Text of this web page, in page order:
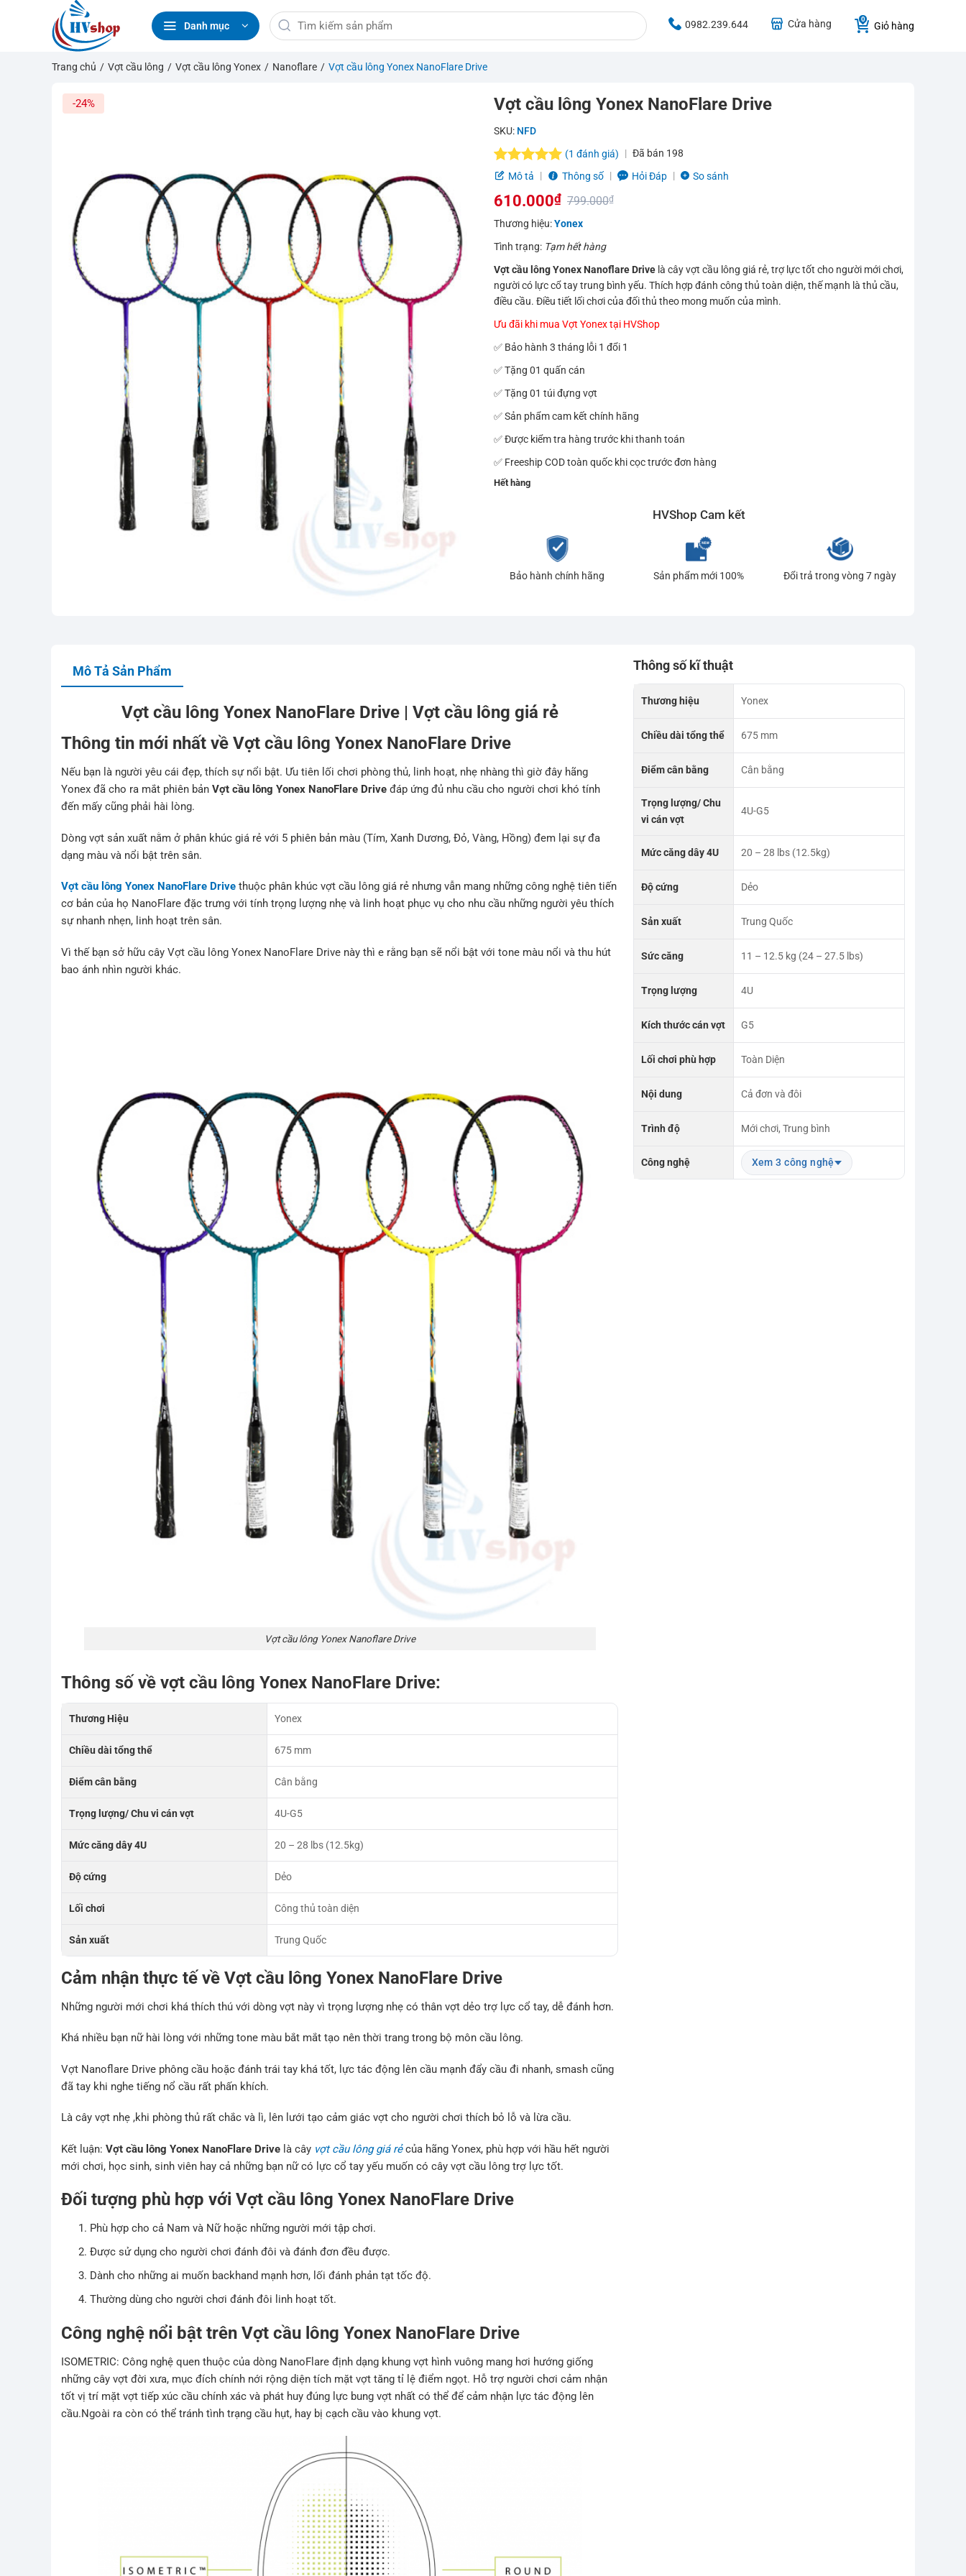
Danh mục
Tìm
kiếm:
0982.239.644 Cửa hàng Giỏ hàng
Trang chủ / Vợt cầu lông / Vợt cầu lông Yonex / Nanoflare / Vợt cầu lông Yonex NanoFlare Drive
-24% Vợt cầu lông Yonex NanoFlare Drive
SKU: NFD
5.0trên 5
1
đánh giá
(1 đánh giá) Đã bán 198
Mô tả
Thông số Hỏi Đáp So sánh
799.000₫
Giá
gốc
là:
799.000₫.
610.000₫
Giá
hiện
tại
là:
610.000₫.
Thương hiệu:Yonex
Tình trạng: Tạm hết hàng
Vợt cầu lông Yonex Nanoflare Drive là cây vợt cầu lông giá rẻ, trợ lực tốt cho người mới chơi,
người có lực cổ tay trung bình yếu. Thích hợp đánh công thủ toàn diện, thế mạnh là thủ cầu,
điều cầu. Điều tiết lối chơi của đối thủ theo mong muốn của mình.
Ưu đãi khi mua Vợt Yonex tại HVShop
✅ Bảo hành 3 tháng lỗi 1 đổi 1
✅ Tặng 01 quấn cán
✅ Tặng 01 túi đựng vợt
✅ Sản phẩm cam kết chính hãng
✅ Được kiểm tra hàng trước khi thanh toán
✅ Freeship COD toàn quốc khi cọc trước đơn hàng
Hết hàng
HVShop Cam kết
Bảo hành chính hãng Sản phẩm mới 100% Đổi trả trong vòng 7 ngày
Mô Tả Sản Phẩm
Vợt cầu lông Yonex NanoFlare Drive | Vợt cầu lông giá rẻ
Thông tin mới nhất về Vợt cầu lông Yonex NanoFlare Drive
Nếu bạn là người yêu cái đẹp, thích sự nổi bật. Ưu tiên lối chơi phòng thủ, linh hoạt, nhẹ nhàng thì giờ đây hãng
Yonex đã cho ra mắt phiên bảnVợt cầu lông Yonex NanoFlare Driveđáp ứng đủ nhu cầu cho người chơi khó tính
đến mấy cũng phải hài lòng.
Dòng vợt sản xuất nằm ở phân khúc giá rẻ với 5 phiên bản màu (Tím, Xanh Dương, Đỏ, Vàng, Hồng) đem lại sự đa
dạng màu và nổi bật trên sân.
Vợt cầu lông Yonex NanoFlare Drive thuộc phân khúc vợt cầu lông giá rẻ nhưng vẫn mang những công nghệ tiên tiến
cơ bản của họ NanoFlare đặc trưng với tính trọng lượng nhẹ và linh hoạt phục vụ cho nhu cầu những người yêu thích
sự nhanh nhẹn, linh hoạt trên sân.
Vì thế bạn sở hữu câyVợt cầu lông Yonex NanoFlare Drive này thì e rằng bạn sẽ nổi bật với tone màu nổi và thu hút
bao ánh nhìn người khác.
Vợt cầu lông Yonex Nanoflare Drive
Thông số về vợt cầu lông Yonex NanoFlare Drive:
Thương Hiệu Yonex
Chiều dài tổng thể 675 mm
Điểm cân bằng Cân bằng
Trọng lượng/ Chu vi cán vợt 4U-G5
Mức căng dây 4U 20 – 28 lbs (12.5kg)
Độ cứng Dẻo
Lối chơi Công thủ toàn diện
Sản xuất Trung Quốc
Cảm nhận thực tế về Vợt cầu lông Yonex NanoFlare Drive
Những người mới chơi khá thích thú với dòng vợt này vì trọng lượng nhẹ có thân vợt dẻo trợ lực cổ tay, dễ đánh hơn.
Khá nhiều bạn nữ hài lòng với những tone màu bắt mắt tạo nên thời trang trong bộ môn cầu lông.
Vợt Nanoflare Drive phông cầu hoặc đánh trái tay khá tốt, lực tác động lên cầu mạnh đẩy cầu đi nhanh, smash cũng
đã tay khi nghe tiếng nổ cầu rất phấn khích.
Là cây vợt nhẹ ,khi phòng thủ rất chắc và lì, lên lưới tạo cảm giác vợt cho người chơi thích bỏ lỗ và lừa cầu.
Kết luận:Vợt cầu lông Yonex NanoFlare Drive là cây vợt cầu lông giá rẻcủa hãng Yonex, phù hợp với hầu hết người
mới chơi, học sinh, sinh viên hay cả những bạn nữ có lực cổ tay yếu muốn có cây vợt cầu lông trợ lực tốt.
Đối tượng phù hợp với Vợt cầu lông Yonex NanoFlare Drive
Phù hợp cho cả Nam và Nữ hoặc những người mới tập chơi.
Được sử dụng cho người chơi đánh đôi và đánh đơn đều được.
Dành cho những ai muốn backhand mạnh hơn, lối đánh phản tạt tốc độ.
Thường dùng cho người chơi đánh đôi linh hoạt tốt.
Công nghệ nổi bật trên Vợt cầu lông Yonex NanoFlare Drive
ISOMETRIC: Công nghệ quen thuộc của dòng NanoFlare định dạng khung vợt hình vuông mang hơi hướng giống
những cây vợt đời xưa, mục đích chính nới rộng diện tích mặt vợt tăng tỉ lệ điểm ngọt. Hỗ trợ người chơi cảm nhận
tốt vị trí mặt vợt tiếp xúc cầu chính xác và phát huy đúng lực bung vợt nhất có thể để cảm nhận lực tác động lên
cầu.Ngoài ra còn có thể tránh tình trạng cầu hụt, hay bị cạch cầu vào khung vợt.
Thông số kĩ thuật
Thương hiệu Yonex
Chiều dài tổng thể 675 mm
Điểm cân bằng Cân bằng
Trọng lượng/ Chu
vi cán vợt
4U-G5
Mức căng dây 4U 20 – 28 lbs (12.5kg)
Độ cứng Dẻo
Sản xuất Trung Quốc
Sức căng 11 – 12.5 kg (24 – 27.5 lbs)
Trọng lượng 4U
Kích thước cán vợt G5
Lối chơi phù hợp Toàn Diện
Nội dung Cả đơn và đôi
Trình độ Mới chơi, Trung bình
Công nghệ Xem 3 công nghệ